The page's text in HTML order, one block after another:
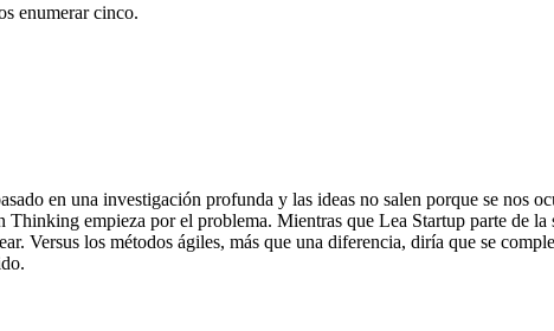
enumerar cinco.
en una investigación profunda y las ideas no salen porque se nos
empieza por el problema. Mientras que Lea Startup parte de
Versus los métodos ágiles, más que una diferencia, diría que se